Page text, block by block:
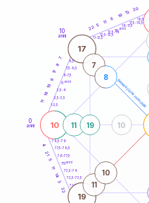
generazione maschile
0
anni
10
anni
1-2,5
2,5-3,5
3,5-4
6-7,5
7,5-8,5
8,5-9
11-12,5
12,5-13,5
13,5-14
16-17,5
17,5-18,5
18,5-19
71-72,5
72,5-73,5
73,5-74
76-77,5
77,5-78,5
78,5-79
11
19
10
9
17
8
7
22 5
11
6
19 13
20
22
3
14
11
5
21
4
10
17
19
11 19 10
7
8
11
10
5anni
15 anni
75anni